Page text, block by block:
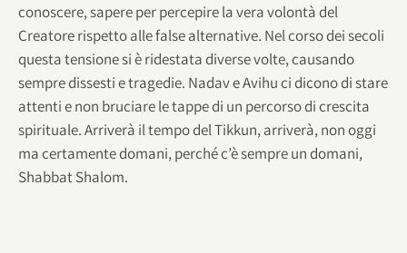
conoscere, sapere per percepire la vera volontà del
Creatore rispetto alle false alternative. Nel corso dei secoli
questa tensione si è ridestata diverse volte, causando
sempre dissesti e tragedie. Nadav e Avihu ci dicono di stare
attenti e non bruciare le tappe di un percorso di crescita
spirituale. Arriverà il tempo del Tikkun, arriverà, non oggi
ma certamente domani, perché c’è sempre un domani,
Shabbat Shalom.